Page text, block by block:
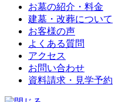
お墓の紹介・料金
建墓・改葬について
お客様の声
よくある質問
アクセス
お問い合わせ
資料請求・見学予約